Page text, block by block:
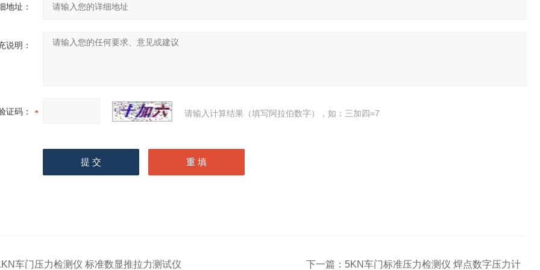
地址：
说明：
证码： 请输入计算结果（填写阿拉伯数字），如：三加四=7
车门压力检测仪 标准数显推拉力测试仪 下一篇： 5KN车门标准压力检测仪 焊点数字压力计